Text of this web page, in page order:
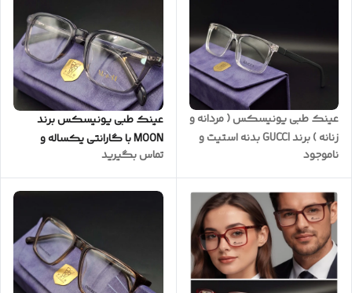
عینک طبی یونیسکس ( مردانه و
زنانه ) برند GUCCI بدنه استیت و
لولا فلزی دوبل کیفیت ضمانتی
کد G0012
ناموجود
عینک طبی یونیسکس برند
MOON با گارانتی یکساله و
ضمانت بدنه (با امکان سفارش
ساخت عدسی ) کد M0097
تماس بگیرید